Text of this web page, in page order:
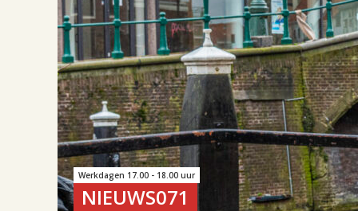
Werkdagen 17.00 - 18.00 uur
NIEUWS071